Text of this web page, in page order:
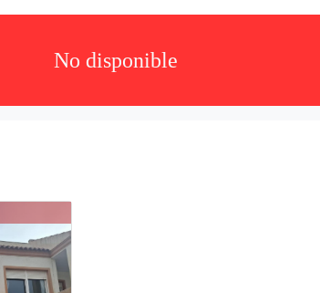
No disponible